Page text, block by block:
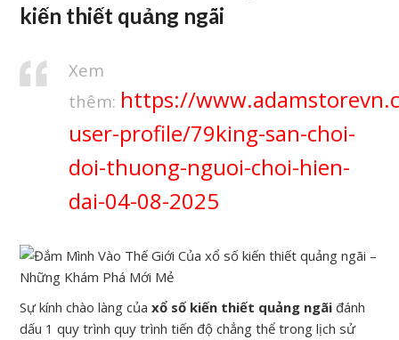
kiến thiết quảng ngãi
Xem
thêm: https://
user-profile/79king-san-choi-
doi-thuong-nguoi-choi-hien-
dai-04-08-2025
Sự kính chào làng củaxổ số kiến thiết quảng ngãi đánh
dấu 1 quy trình quy trình tiến độ chẳng thể trong lịch sử